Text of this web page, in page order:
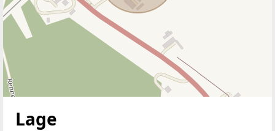
Lage